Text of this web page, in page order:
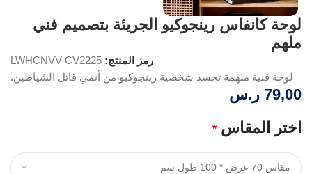
لوحة كانفاس رينجوكيو الجريئة بتصميم فني
ملهم
رمز المنتج: LWHCNVV-CV2225
لوحة فنية ملهمة تجسد شخصية رينجوكيو من أنمي قاتل الشياطين.
79,00 ر.س
اختر المقاس *